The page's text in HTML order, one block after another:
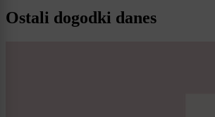
Ostali dogodki danes